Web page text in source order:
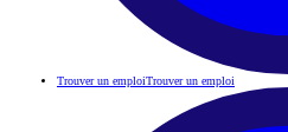
Trouver un emploiTrouver un emploi